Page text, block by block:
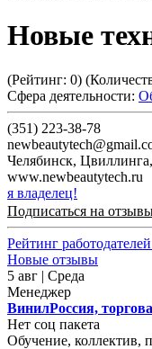
Новые
(Рейтинг: 0)
Сфера деятельности:
(351) 223-38-78
Челябинск,
www.newbeautytech.ru
я владелец!
Подписаться на
Рейтинг
Новые отзывы
5 авг | Среда
Менеджер
ВинилРоссия,
Нет соц пакета
Обучение, коллектив,